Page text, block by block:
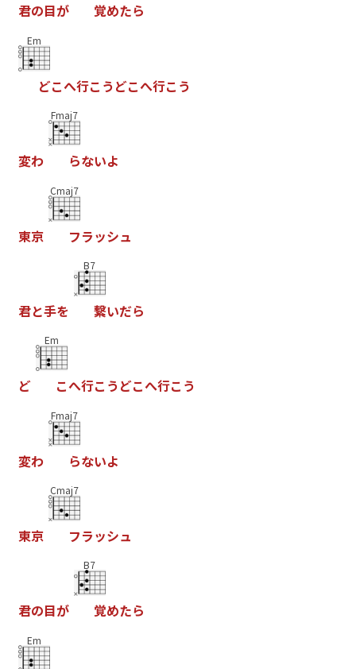
君の目が 覚めたら
Em
どこへ行こ う どこへ行こ う
変わ
Fmaj7
らないよ
東京
Cmaj7
フラッシュ
君と手を
B7
繋いだら
ど
Em
こへ行こ う どこへ行こ う
変わ
Fmaj7
らないよ
東京
Cmaj7
フラッシュ
君の目が
B7
覚めたら
Em